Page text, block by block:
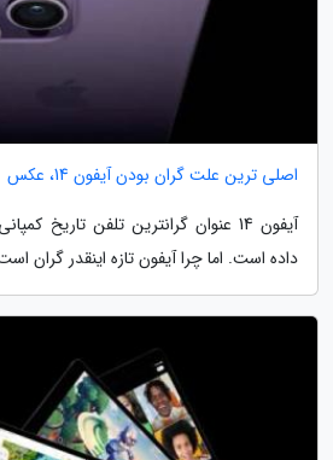
اصلی ترین علت گران بودن آیفون 14، عکس
آیفون 14 عنوان گرانترین تلفن
داده است. اما چرا آیفون تازه اینقدر گران